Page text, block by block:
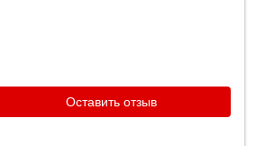
Оставить отзыв